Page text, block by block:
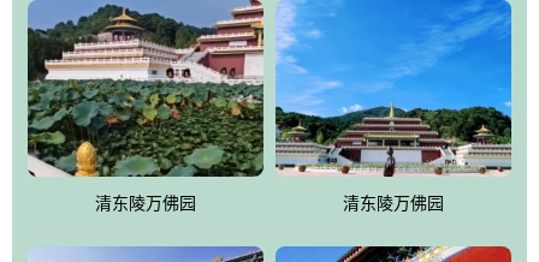
园、打造佛教精品旅游圣地”为目标，以海外归侨、国内外知名人士
的墓地安葬、祭祀吊亡并结合旅游参观构成其主要使用功能；以苍
郁绚丽、优雅宜人的园林景观构成其外部形象。通过墓园建设与造
园手法相结合的默契操作，建成一处特色鲜明、服务周全、环境优
美、民族风格突出，与周边文物古迹交相呼应的极具吸引力的花园
式园林。
万佛园工程一期占地448亩，目前完成投资近12亿元人民币，园区采
用全仿古式建筑，寻求与世界文化遗产地清东陵的和谐统一，在园
清东陵万佛园 清东陵万佛园